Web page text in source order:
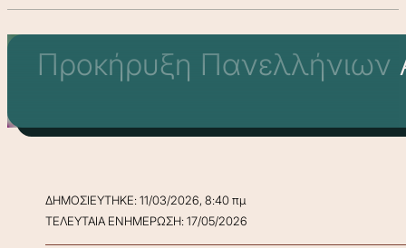
Προκήρυξη Πανελλήνιων
ΔΗΜΟΣΙΕΥΤΗΚΕ: 11/03/2026, 8:40 πμ
ΤΕΛΕΥΤΑΙΑ ΕΝΗΜΕΡΩΣΗ: 17/05/2026